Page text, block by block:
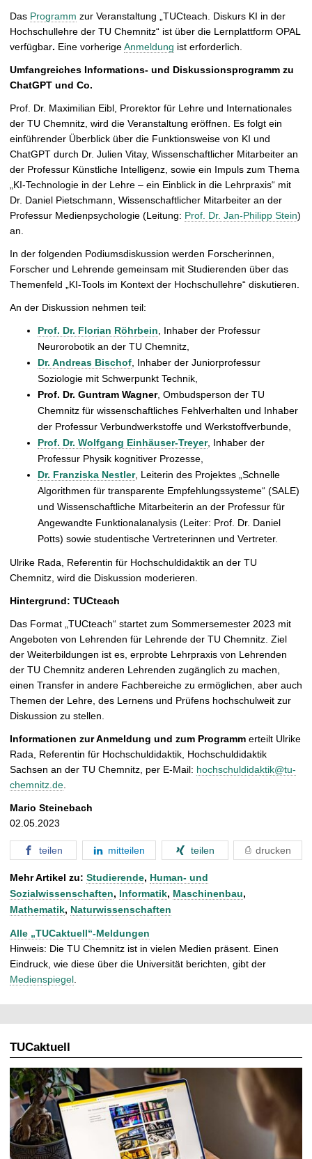
Das Programm zur Veranstaltung „TUCteach. Diskurs KI in der
Hochschullehre der TU Chemnitz“ ist über die Lernplattform OPAL
verfügbar. Eine vorherigeAnmeldung ist erforderlich.
Umfangreiches Informations- und Diskussionsprogramm zu
ChatGPT und Co.
Prof. Dr. Maximilian Eibl, Prorektor für Lehre und Internationales
der TU Chemnitz, wird die Veranstaltung eröffnen. Es folgt ein
einführender Überblick über die Funktionsweise von KI und
ChatGPT durch Dr. Julien Vitay, Wissenschaftlicher Mitarbeiter an
der Professur Künstliche Intelligenz, sowie ein Impuls zum Thema
„KI-Technologie in der Lehre – ein Einblick in die Lehrpraxis“ mit
Dr. Daniel Pietschmann, Wissenschaftlicher Mitarbeiter an der
Professur Medienpsychologie (Leitung: Prof. Dr. Jan-Philipp Stein)
an.
In der folgenden Podiumsdiskussion werden Forscherinnen,
Forscher und Lehrende gemeinsam mit Studierenden über das
Themenfeld „KI-Tools im Kontext der Hochschullehre“ diskutieren.
An der Diskussion nehmen teil:
Prof. Dr. Florian Röhrbein, Inhaber der Professur
Neurorobotik an der TU Chemnitz,
Dr. Andreas Bischof, Inhaber der Juniorprofessur
Soziologie mit Schwerpunkt Technik,
Prof. Dr. Guntram Wagner, Ombudsperson der TU
Chemnitz für wissenschaftliches Fehlverhalten und Inhaber
der Professur Verbundwerkstoffe und Werkstoffverbunde,
Prof. Dr. Wolfgang Einhäuser-Treyer, Inhaber der
Professur Physik kognitiver Prozesse,
Dr. Franziska Nestler, Leiterin des Projektes „Schnelle
Algorithmen für transparente Empfehlungssysteme“ (SALE)
und Wissenschaftliche Mitarbeiterin an der Professur für
Angewandte Funktionalanalysis (Leiter: Prof. Dr. Daniel
Potts) sowie studentische Vertreterinnen und Vertreter.
Ulrike Rada, Referentin für Hochschuldidaktik an der TU
Chemnitz, wird die Diskussion moderieren.
Hintergrund: TUCteach
Das Format „TUCteach“ startet zum Sommersemester 2023 mit
Angeboten von Lehrenden für Lehrende der TU Chemnitz. Ziel
der Weiterbildungen ist es, erprobte Lehrpraxis von Lehrenden
der TU Chemnitz anderen Lehrenden zugänglich zu machen,
einen Transfer in andere Fachbereiche zu ermöglichen, aber auch
Themen der Lehre, des Lernens und Prüfens hochschulweit zur
Diskussion zu stellen.
Informationen zur Anmeldung und zum Programm erteilt Ulrike
Rada, Referentin für Hochschuldidaktik, Hochschuldidaktik
Sachsen an der TU Chemnitz, per E-Mail: hochschuldidaktik@tu-
chemnitz.de.
Mario Steinebach
02.05.2023
teilen mitteilen teilen drucken
Mehr Artikel zu: Studierende, Human- und
Sozialwissenschaften, Informatik, Maschinenbau,
Mathematik, Naturwissenschaften
Alle „TUCaktuell“-Meldungen
Hinweis: Die TU Chemnitz ist in vielen Medien präsent. Einen
Eindruck, wie diese über die Universität berichten, gibt der
Medienspiegel
TUCaktuell